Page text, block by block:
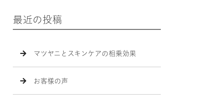
最近の投稿
マツヤニとスキンケアの相乗効果
お客様の声